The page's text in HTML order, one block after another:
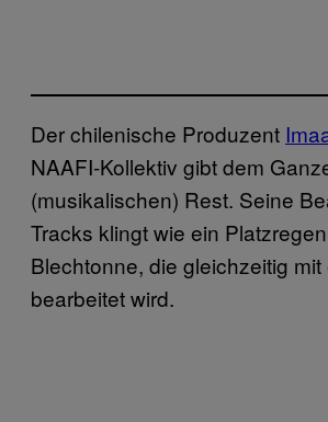
Der chilenische Produzent
NAAFI-Kollektiv gibt dem
(musikalischen) Rest. Seine
Tracks klingt wie ein
Blechtonne, die gleichzeitig
bearbeitet wird.